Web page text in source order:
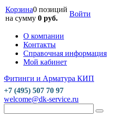
Корзина0 позиций
на сумму 0 руб.
Войти
О компании
Контакты
Справочная информация
Мой кабинет
Фитинги и Арматура КИП
+7 (495) 507 70 97
welcome@dk-service.ru